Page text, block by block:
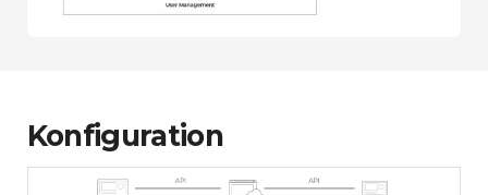
Konfiguration